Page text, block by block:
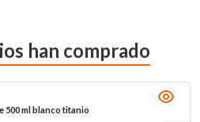
han comprado
500 ml blanco titanio